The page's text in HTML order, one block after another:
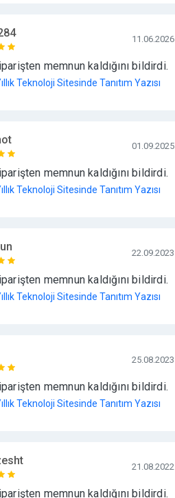
11.06.2026
memnun kaldığını bildirdi.
Teknoloji Sitesinde Tanıtım Yazısı
01.09.2025
memnun kaldığını bildirdi.
Teknoloji Sitesinde Tanıtım Yazısı
22.09.2023
memnun kaldığını bildirdi.
Teknoloji Sitesinde Tanıtım Yazısı
25.08.2023
memnun kaldığını bildirdi.
Teknoloji Sitesinde Tanıtım Yazısı
21.08.2022
memnun kaldığını bildirdi.